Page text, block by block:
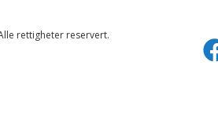
rettigheter reservert.